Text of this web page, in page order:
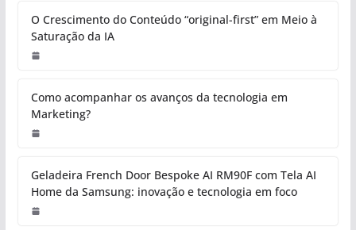
O Crescimento do Conteúdo “original-first” em Meio à
Saturação da IA
Como acompanhar os avanços da tecnologia em
Marketing?
Geladeira French Door Bespoke AI RM90F com Tela AI
Home da Samsung: inovação e tecnologia em foco